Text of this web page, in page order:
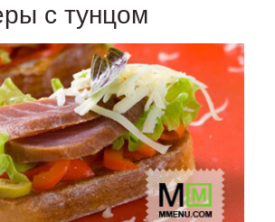
с тунцом